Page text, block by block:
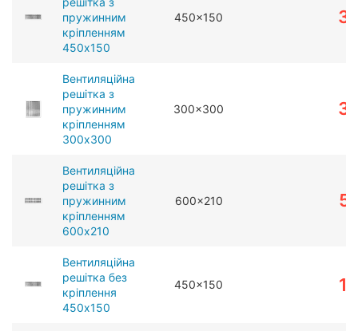
пружинним
кріпленням
450x150
450x150
Вентиляційна
решітка з
пружинним
кріпленням
300x300
300x300
Вентиляційна
решітка з
пружинним
кріпленням
600x210
600x210
Вентиляційна
решітка без
кріплення
450x150
450x150